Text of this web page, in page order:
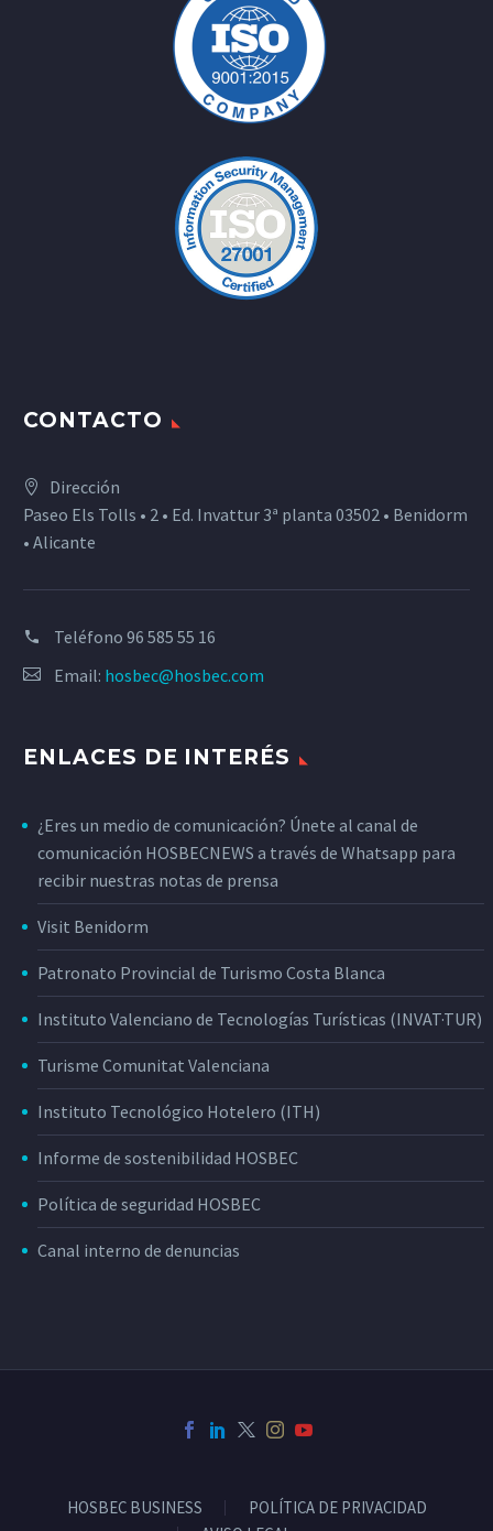
CONTACTO
Dirección
Paseo Els Tolls • 2 • Ed. Invattur 3ª planta 03502 • Benidorm
• Alicante
Teléfono 96 585 55 16
Email: hosbec@hosbec.com
ENLACES DE INTERÉS
¿Eres un medio de comunicación? Únete al canal de
comunicación HOSBECNEWS a través de Whatsapp para
recibir nuestras notas de prensa
Visit Benidorm
Patronato Provincial de Turismo Costa Blanca
Instituto Valenciano de Tecnologías Turísticas (INVAT·TUR)
Turisme Comunitat Valenciana
Instituto Tecnológico Hotelero (ITH)
Informe de sostenibilidad HOSBEC
Política de seguridad HOSBEC
Canal interno de denuncias
HOSBEC BUSINESS
POLÍTICA DE PRIVACIDAD